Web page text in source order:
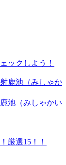
ックしよう！
池（みしゃかい
厳選15！！